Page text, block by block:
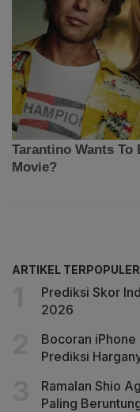
ARTIKEL TERPOPULER
Prediksi Skor
2026
Bocoran iPhone
Prediksi
Ramalan Shio
Paling